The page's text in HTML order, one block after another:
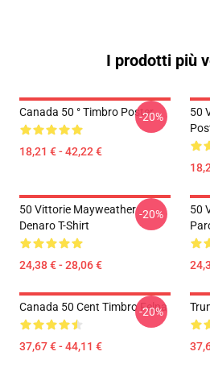
I prodotti più
Canada 50 ° Timbro Poster
18,21 € - 42,22 €
-20%
50
50 Vittorie Mayweather
Denaro T-Shirt
24,38 € - 28,06 €
-20%
50
Canada 50 Cent Timbro Felpa
37,67 € - 44,11 €
-20%